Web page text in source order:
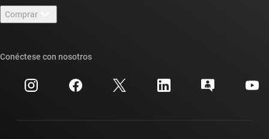
Sala de redacción
Eventos
Relaciones con los inversionistas
Foros de soporte de diseño de TI E2E™
Búsqueda de referencias cruzadas
Centro de atención al cliente
Comprar
Preguntas frecuentes sobre pedidos
Conéctese con nosotros